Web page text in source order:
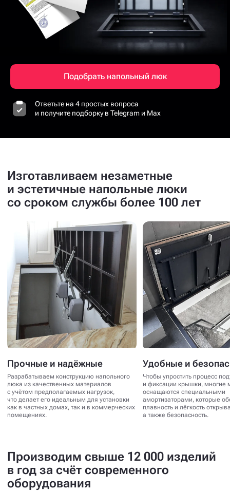
Подобрать напольный люк
Ответьте на 4 простых вопроса
и получите подборку в Telegram и Max
Изготавливаем незаметные
и эстетичные напольные люки
со сроком службы более 100 лет
Прочные и надёжные
Разрабатываем конструкцию напольного
люка из качественных материалов
с учётом предполагаемых нагрузок,
что делает его идеальным для установки
как в частных домах, так и в коммерческих
помещениях.
Удобные и
Чтобы упростить процесс
и фиксации крышки, многие
оснащаются специальными
амортизаторами, которые
плавность и лёгкость
а также безопасность.
Производим свыше 12 000 изделий
в год за счёт современного
оборудования